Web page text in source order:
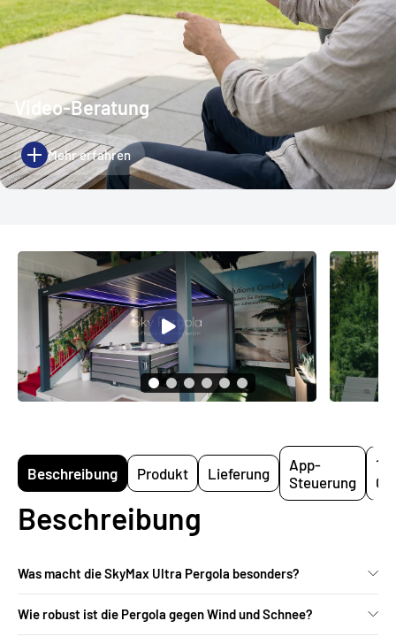
Video-Beratung
Mehr erfahren
Beschreibung Produkt Lieferung
App-
Steuerung
10
Beschreibung
Was macht die SkyMax Ultra Pergola besonders?
modernem Design und innovativer Technik – für maximalen
Komfort im Freien.
Wie robust ist die Pergola gegen Wind und Schnee?